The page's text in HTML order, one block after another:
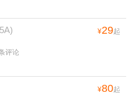
¥29起
评论
¥80起